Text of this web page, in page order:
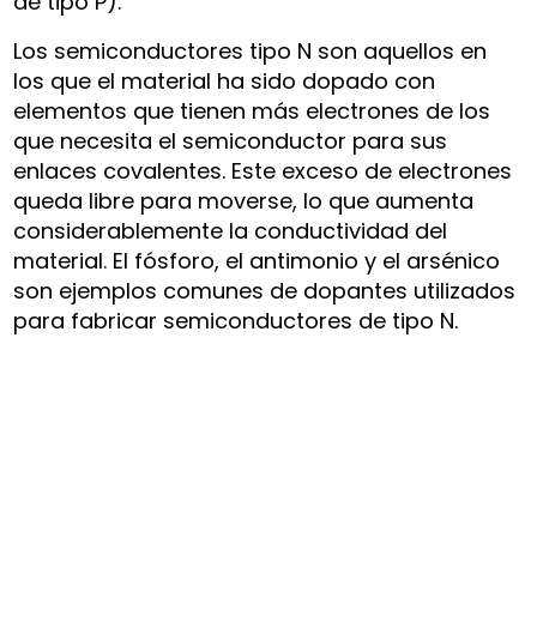
Los semiconductores tipo N son aquellos en
los que el material ha sido dopado con
elementos que tienen más electrones de los
que necesita el semiconductor para sus
enlaces covalentes. Este exceso de electrones
queda libre para moverse, lo que aumenta
considerablemente la conductividad del
material. El fósforo, el antimonio y el arsénico
son ejemplos comunes de dopantes utilizados
para fabricar semiconductores de tipo N.